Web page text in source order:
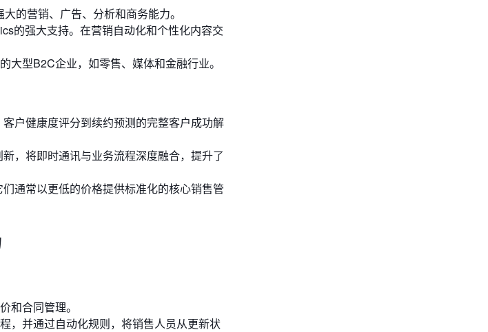
的营销、广告、分析和商务能力。
的强大支持。在营销自动化和个性化内容交
大型B2C企业，如零售、媒体和金融行业。
户健康度评分到续约预测的完整客户成功解
，将即时通讯与业务流程深度融合，提升了
通常以更低的价格提供标准化的核心销售管
和合同管理。
，并通过自动化规则，将销售人员从更新状